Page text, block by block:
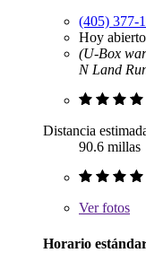
(405) 377-
Hoy
(U-Box
N Land
Distancia
90.6 millas
Verfotos
Horario